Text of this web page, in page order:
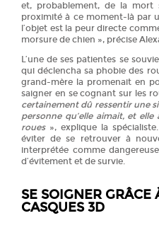
et, probablement, de la
proximité à ce moment-là par
l’objet est la peur directe
morsure de chien », précise
L’une de ses patientes se
qui déclencha sa phobie des
grand-mère la promenait en
saigner en se cognant sur les
certainement dû ressentir une
personne qu’elle aimait, et
roues», explique la
éviter de se retrouver à
interprétée comme
d’évitement et de survie.
SE SOIGNER GRÂCE
CASQUES 3D